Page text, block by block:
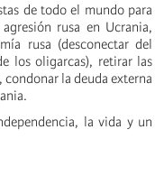
de todo el mundo para
rusa en Ucrania,
rusa (desconectar del
los oligarcas), retirar las
condonar la deuda externa
la vida y un